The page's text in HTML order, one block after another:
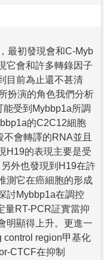
最初發現會和C-Myb
它會和許多轉錄因子
目前為止還不甚清
扮演的角色我們分析
受到Mybbp1a所調
的C2C12細胞
會轉譯的RNA並且
H19的表現主要是受
外也發現到H19在許
測它在癌細胞的形成
討Mybbp1a在調控
量RT-PCR証實當抑
明顯得上升。更進一
control region甲基化
CTCF在抑制